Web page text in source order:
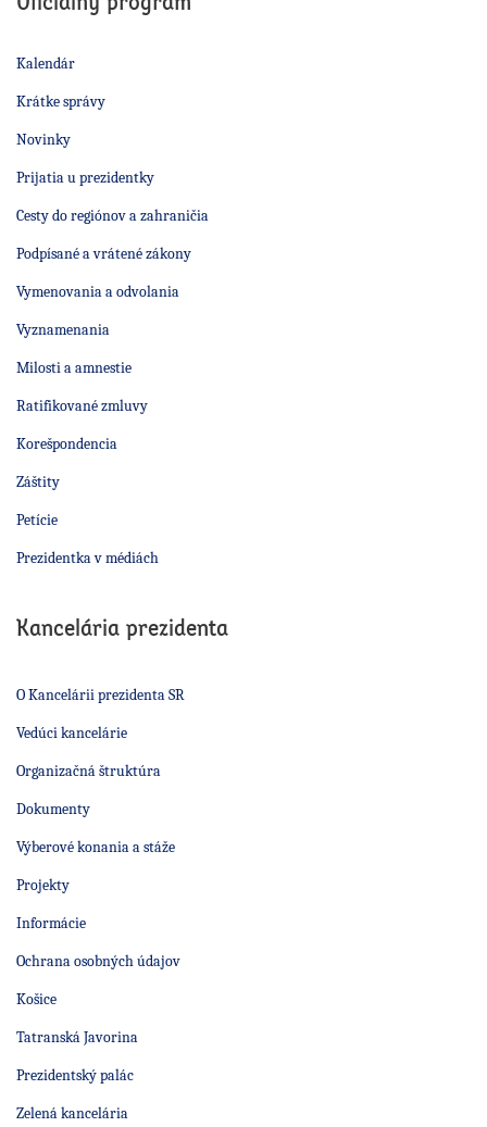
Kalendár
Krátke správy
Novinky
Prijatia u prezidentky
Cesty do regiónov a zahraničia
Podpísané a vrátené zákony
Vymenovania a odvolania
Vyznamenania
Milosti a amnestie
Ratifikované zmluvy
Korešpondencia
Záštity
Petície
Prezidentka v médiách
Kancelária prezidenta
O Kancelárii prezidenta SR
Vedúci kancelárie
Organizačná štruktúra
Dokumenty
Výberové konania a stáže
Projekty
Informácie
Ochrana osobných údajov
Košice
Tatranská Javorina
Prezidentský palác
Zelená kancelária